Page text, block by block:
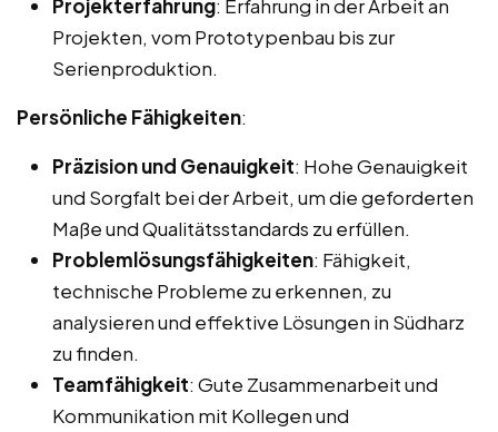
Projekterfahrung: Erfahrung in der Arbeit an
Projekten, vom Prototypenbau bis zur
Serienproduktion.
Persönliche Fähigkeiten:
Präzision und Genauigkeit: Hohe Genauigkeit
und Sorgfalt bei der Arbeit, um die geforderten
Maße und Qualitätsstandards zu erfüllen.
Problemlösungsfähigkeiten: Fähigkeit,
technische Probleme zu erkennen, zu
analysieren und effektive Lösungen in Südharz
zu finden.
Teamfähigkeit: Gute Zusammenarbeit und
Kommunikation mit Kollegen und